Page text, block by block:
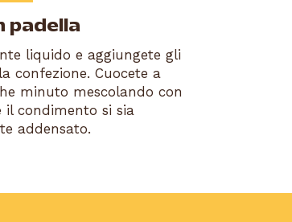
padella
liquido e aggiungete gli
confezione. Cuocete a
minuto mescolando con
il condimento si sia
addensato.